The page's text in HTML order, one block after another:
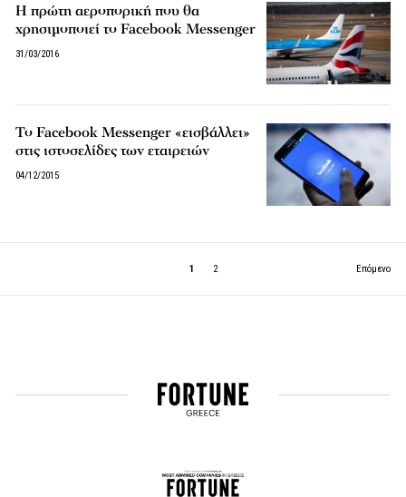
Η πρώτη αεροπορική που θα
χρησιμοποιεί το Facebook Messenger
31/03/2016
Το Facebook Messenger «εισβάλλει»
στις ιστοσελίδες των εταιρειών
04/12/2015
1 2 Επόμενο